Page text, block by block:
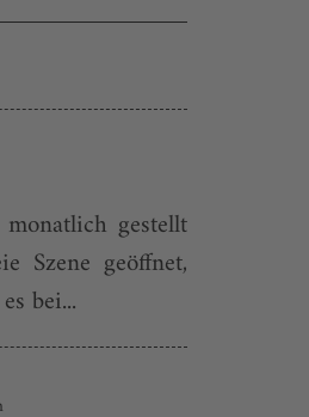
gestellt
Szene geöffnet,
bei...